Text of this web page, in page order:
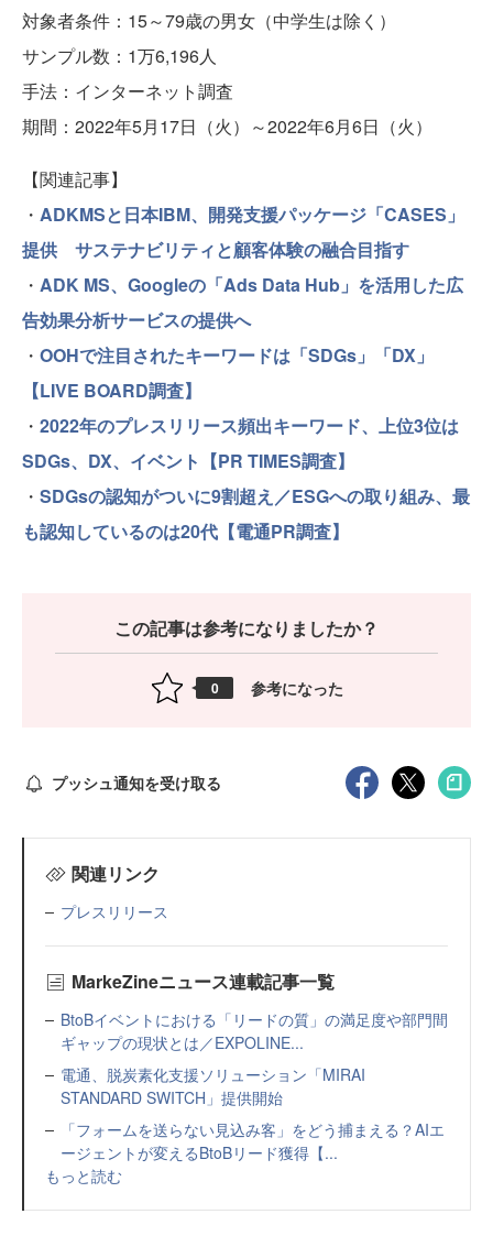
対象者条件：15～79歳の男女（中学生は除く）
サンプル数：1万6,196人
手法：インターネット調査
期間：2022年5月17日（火）～2022年6月6日（火）
【関連記事】
・ ADKMSと日本IBM、開発支援パッケージ「CASES」
提供 サステナビリティと顧客体験の融合目指す
・ ADK MS、Googleの「Ads Data Hub」を活用した広
告効果分析サービスの提供へ
・ OOHで注目されたキーワードは「SDGs」「DX」
【LIVE BOARD調査】
・ 2022年のプレスリリース頻出キーワード、上位3位は
SDGs、DX、イベント【PR TIMES調査】
・ SDGsの認知がついに9割超え／ESGへの取り組み、最
も認知しているのは20代【電通PR調査】
この記事は参考になりましたか？
0 参考になった
プッシュ通知を受け取る
関連リンク
プレスリリース
MarkeZineニュース連載記事一覧
BtoBイベントにおける「リードの質」の満足度や部門間
ギャップの現状とは／EXPOLINE...
電通、脱炭素化支援ソリューション「MIRAI
STANDARD SWITCH」提供開始
「フォームを送らない見込み客」をどう捕まえる？AIエ
ージェントが変えるBtoBリード獲得【...
もっと読む